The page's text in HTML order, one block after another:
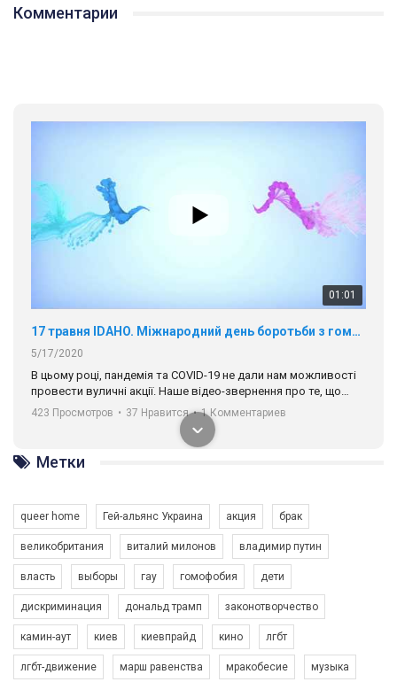
Комментарии
01:01
17 травня IDAHO. Міжнародний день боротьби з гомофобією трансфобією і біфобія.
5/17/2020
В цьому році, пандемія та COVІD-19 не дали нам можливості
провести вуличні акції. Наше відео-звернення про те, що
навіть коли ми у різних містах та не можемо зустрінеться, ми
разом. Ми закликаємо всіх хто поділяє цінності рівності та
солідарності, приєднатися до нас. Регіональні підрозділи
ГАУ є в 16 областях України.
Разом наш голос лунає гучніше!
423 Просмотров • 37 Нравится • 1 Комментариев
Зупинимо насильство проти ЛГБТ в Україні! Stop violence against LGBT in Ukraine!
Метки
queer home Гей-альянс Украина акция брак
великобритания виталий милонов владимир путин
власть выборы гау гомофобия дети
дискриминация дональд трамп законотворчество
камин-аут киев киевпрайд кино лгбт
лгбт-движение марш равенства мракобесие музыка